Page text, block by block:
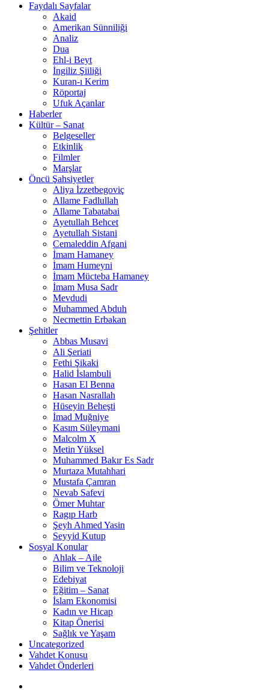
Faydalı Sayfalar
Akaid
Amerikan Sünniliği
Analiz
Dua
Ehl-i Beyt
İngiliz Şiiliği
Kuran-ı Kerim
Röportaj
Ufuk Açanlar
Haberler
Kültür – Sanat
Belgeseller
Etkinlik
Filmler
Marşlar
Öncü Şahsiyetler
Aliya İzzetbegoviç
Allame Fadlullah
Allame Tabatabai
Ayetullah Behcet
Ayetullah Sistani
Cemaleddin Afgani
İmam Hamaney
İmam Humeyni
İmam Mücteba Hamaney
İmam Musa Sadr
Mevdudi
Muhammed Abduh
Necmettin Erbakan
Şehitler
Abbas Musavi
Ali Şeriati
Fethi Şikaki
Halid İslambuli
Hasan El Benna
Hasan Nasrallah
Hüseyin Beheşti
İmad Muğniye
Kasım Süleymani
Malcolm X
Metin Yüksel
Muhammed Bakır Es Sadr
Murtaza Mutahhari
Mustafa Çamran
Nevab Safevi
Ömer Muhtar
Ragıp Harb
Şeyh Ahmed Yasin
Seyyid Kutup
Sosyal Konular
Ahlak – Aile
Bilim ve Teknoloji
Edebiyat
Eğitim – Sanat
İslam Ekonomisi
Kadın ve Hicap
Kitap Önerisi
Sağlık ve Yaşam
Uncategorized
Vahdet Konusu
Vahdet Önderleri